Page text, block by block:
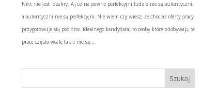
Nikt nie jest idealny. A już na pewno perfekcyjni ludzie nie są autentyczni,
a autentyczni nie są perfekcyjni. Nie wiem czy wiesz, że chociaż oferty pracy
przygotowuje się pod tzw. idealnego kandydata, to osoby które zdobywają te
prace często wcale takie nie są....